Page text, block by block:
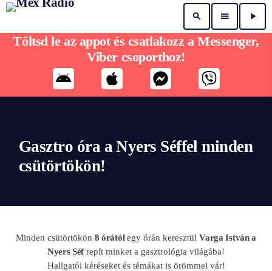
search menu play_arrow
Gasztro óra a Nyers Séffel minden
csütörtökön!
Minden csütörtökön 8 órátólegy órán keresztülVarga István a
Nyers Séfrepít minket a gasztrológia világába!
Hallgatói kéréseket és témákat is örömmel vár!
Töltsd le az appot és csatlakozz a Messenger,
Viber csoporthoz!